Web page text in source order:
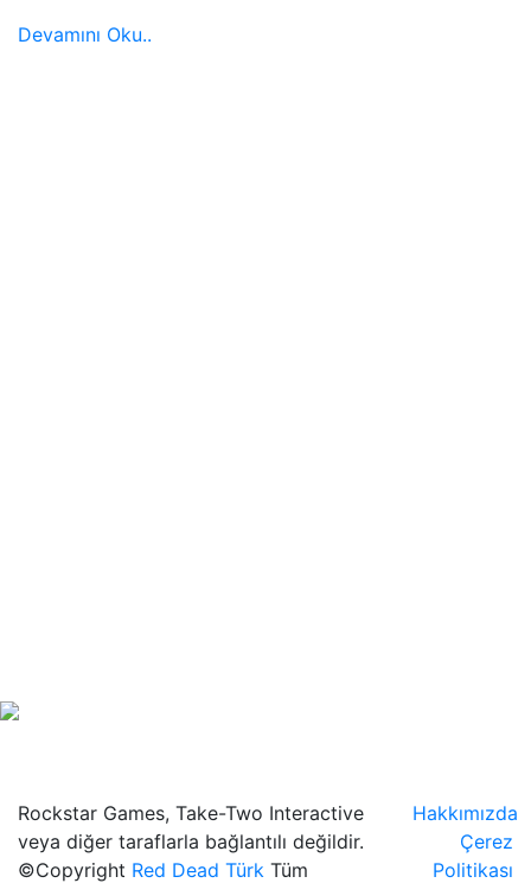
Devamını Oku..
Rockstar Games, Take-Two Interactive
veya diğer taraflarla bağlantılı değildir.
©Copyright Red Dead Türk Tüm
Hakkımızda
Çerez
Politikası